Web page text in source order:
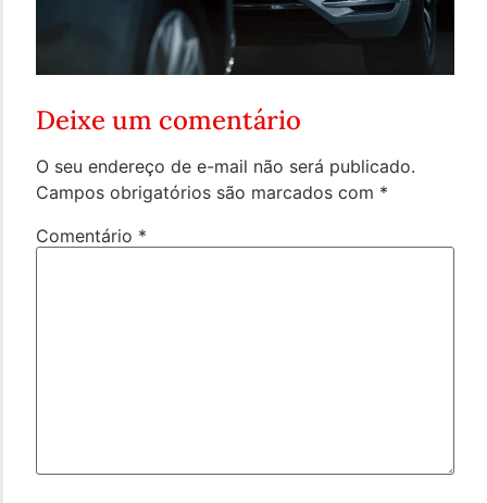
Deixe um comentário
O seu endereço de e-mail não será publicado.
Campos obrigatórios são marcados com *
Comentário *